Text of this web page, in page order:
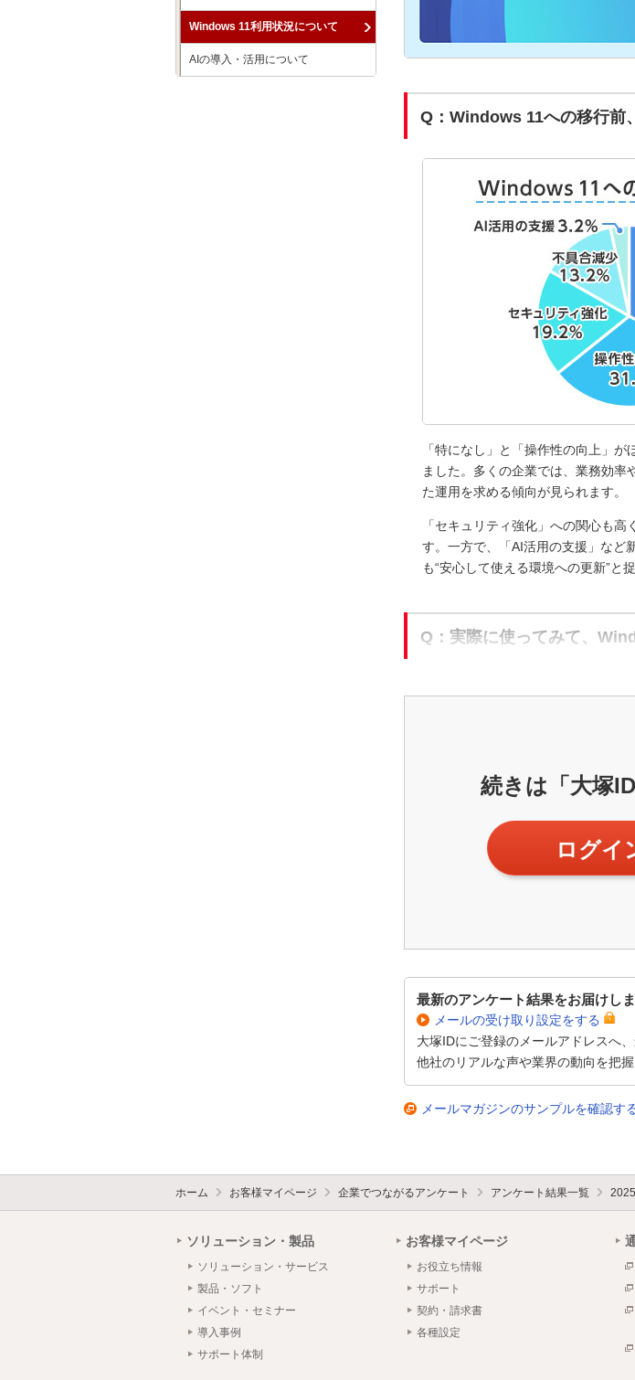
Q：Windows 11への移行前
「特になし」と「操作性の向上」
ました。多くの企業では、業務効
た運用を求める傾向が見られます。
「セキュリティ強化」への関心も
す。一方で、「AI活用の支援」など
も“安心して使える環境への更新”と
Q：実際に使ってみて、
続きは「大塚
ログイ
最新のアンケート結果をお届けし
メールの受け取り設定をする
大塚IDにご登録のメールアドレスへ
他社のリアルな声や業界の動向を把
メールマガジンのサンプルを確認す
Windows 11利用状況について
AIの導入・活用について
ホーム お客様マイページ 企業でつながるアンケート アンケート結果一覧 2025
ソリューション・製品
ソリューション・サービス
製品・ソフト
イベント・セミナー
導入事例
サポート体制
お客様マイページ
お役立ち情報
サポート
契約・請求書
各種設定